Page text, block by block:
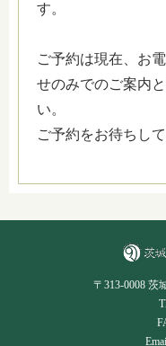
す。
ご予約は現在、お
せのみでのご案内
い。
ご予約をお待ちして
〒313-0008 茨